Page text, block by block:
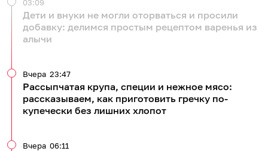
Дети и внуки не могли оторваться и просили
добавку: делимся простым рецептом варенья из
алычи
03:09
Рассыпчатая крупа, специи и нежное мясо:
рассказываем, как приготовить гречку по-
купечески без лишних хлопот
Вчера 23:47
Вчера 06:11